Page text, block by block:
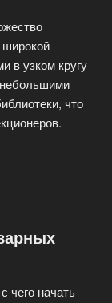
широкой
в узком кругу
небольшими
что
чего начать